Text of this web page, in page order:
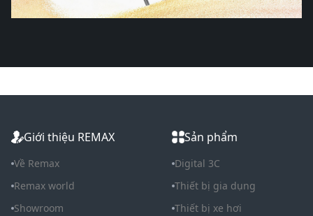
Giới thiệu REMAX
Về Remax
Remax world
Showroom
Sản phẩm
Digital 3C
Thiết bị gia dụng
Thiết bị xe hơi